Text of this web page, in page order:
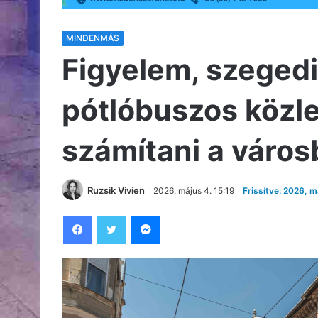
MINDENMÁS
Figyelem,
pótlóbuszos
számítani a
Ruzsik Vivien 2026, május 4. 15:19 Frissítve: 2026,